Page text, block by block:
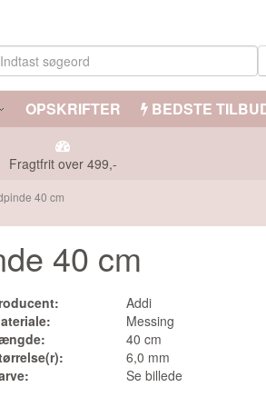
OPSKRIFTER BEDSTE
Fragtfrit over 499,-
40 cm
40 cm
Addi
Messing
40 cm
6,0 mm
Se billede